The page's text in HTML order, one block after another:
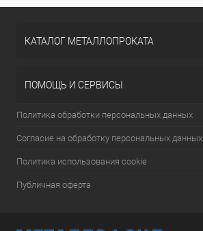
КАТАЛОГ МЕТАЛЛОПРОКАТА
ПОМОЩЬ И СЕРВИСЫ
Политика обработки персональных данных
Согласие на обработку персональных данных
Политика использования cookie
Публичная оферта